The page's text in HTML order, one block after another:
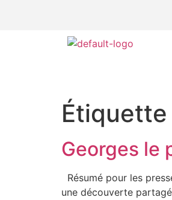
Étiquette
Georges le
Résumé pour les
une découverte